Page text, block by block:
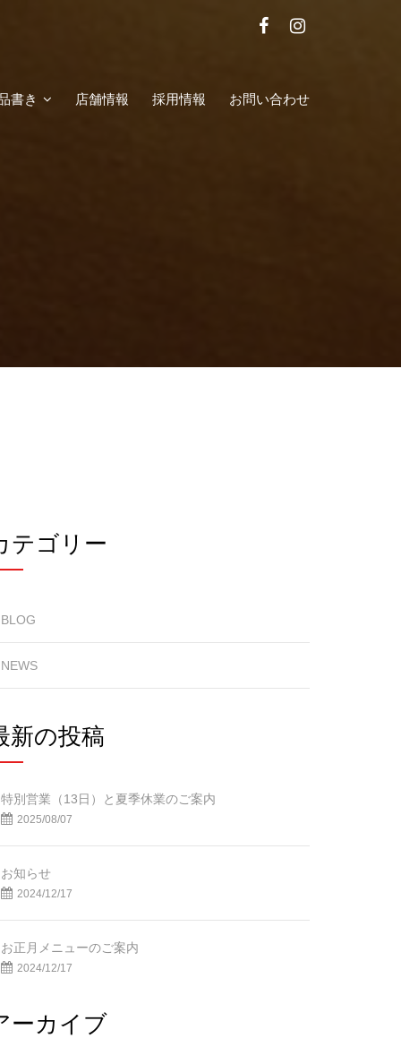
書き 店舗情報 採用情報 お問い合わせ
テゴリー
BLOG
NEWS
新の投稿
特別営業（13日）と夏季休業のご案内
2025/08/07
お知らせ
2024/12/17
お正月メニューのご案内
2024/12/17
ーカイブ